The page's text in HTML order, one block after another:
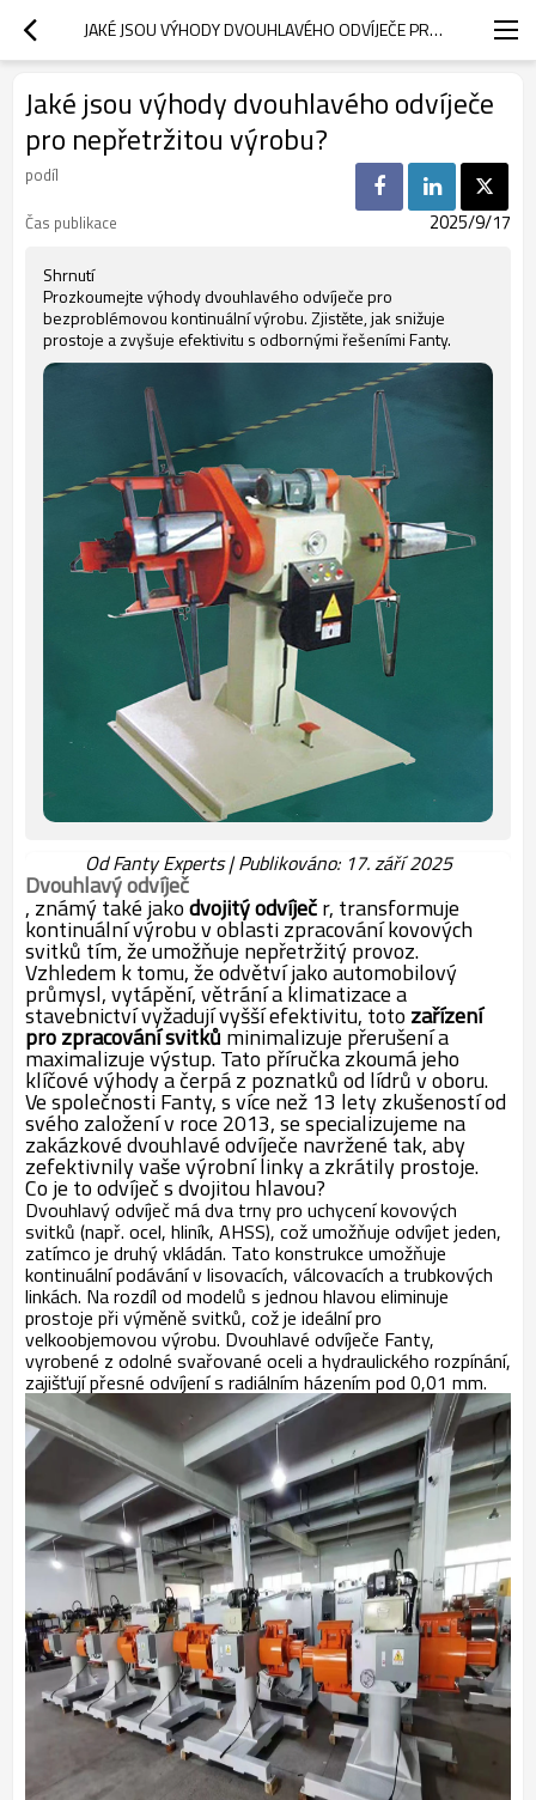
JAKÉ JSOU VÝHODY DVOUHLAVÉHO ODVÍJEČE PRO NEPŘETRŽITOU VÝROBU?
Jaké jsou výhody dvouhlavého odvíječe
pro nepřetržitou výrobu?
podíl
Čas publikace
2025/9/17
Shrnutí
Prozkoumejte výhody dvouhlavého odvíječe pro
bezproblémovou kontinuální výrobu. Zjistěte, jak snižuje
prostoje a zvyšuje efektivitu s odbornými řešeními Fanty.
Od Fanty Experts | Publikováno: 17. září 2025
Dvouhlavý odvíječ
, známý také jakodvojitý odvíječr, transformuje
kontinuální výrobu v oblasti zpracování kovových
svitků tím, že umožňuje nepřetržitý provoz.
Vzhledem k tomu, že odvětví jako automobilový
průmysl, vytápění, větrání a klimatizace a
stavebnictví vyžadují vyšší efektivitu, toto zařízení
pro zpracování svitků minimalizuje přerušení a
maximalizuje výstup. Tato příručka zkoumá jeho
klíčové výhody a čerpá z poznatků od lídrů v oboru.
Ve společnosti Fanty, s více než 13 lety zkušeností od
svého založení v roce 2013, se specializujeme na
zakázkové dvouhlavé odvíječe navržené tak, aby
zefektivnily vaše výrobní linky a zkrátily prostoje.
Co je to odvíječ s dvojitou hlavou?
Dvouhlavý odvíječ má dva trny pro uchycení kovových
svitků (např. ocel, hliník, AHSS), což umožňuje odvíjet jeden,
zatímco je druhý vkládán. Tato konstrukce umožňuje
kontinuální podávání v lisovacích, válcovacích a trubkových
linkách. Na rozdíl od modelů s jednou hlavou eliminuje
prostoje při výměně svitků, což je ideální pro
velkoobjemovou výrobu. Dvouhlavé odvíječe Fanty,
vyrobené z odolné svařované oceli a hydraulického rozpínání,
zajišťují přesné odvíjení s radiálním házením pod 0,01 mm.